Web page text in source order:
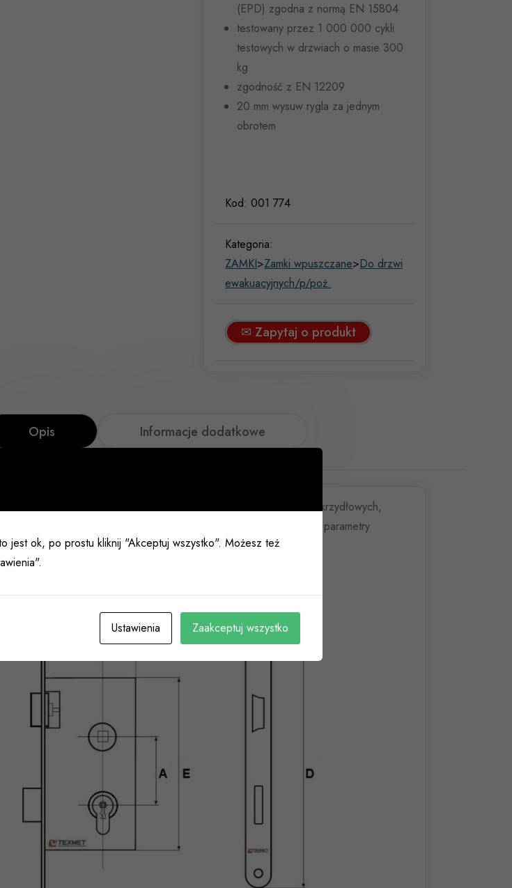
(EPD) zgodna z normą EN 15804
testowany przez 1 000 000 cykli
testowych w drzwiach o masie 300
kg
zgodność z EN 12209
20 mm wysuw rygla za jednym
obrotem
Kod: 001 774
Kategoria:
ZAMKI>Zamki wpuszczane>Do drzwi
ewakuacyjnych/p/poż.
✉ Zapytaj o produkt
Opis Informacje dodatkowe
łazienkowy OneSystem N1001 do standardowych drzwi jednoskrzydłowych,
środowiskowa produktu (EPD) zgodnie z normą EN 15804, parametry
dla artykułu.
jest ok, po prostu kliknij "Akceptuj wszystko". Możesz też
Ustawienia Zaakceptuj wszystko